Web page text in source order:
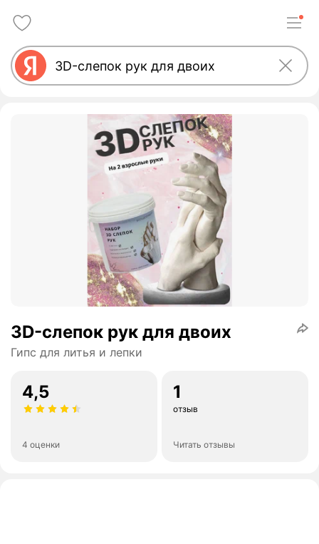
3D-слепок рук для двоих
Гипс для литья и лепки
4,5
4 оценки
1
отзыв
Читать отзывы